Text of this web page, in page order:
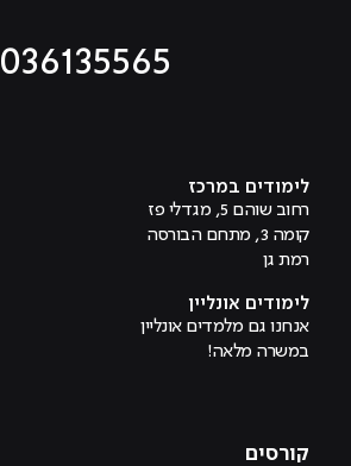
036135565
לימודים במרכז
רחוב שוהם 5, מגדלי פז
קומה 3, מתחם הבורסה
רמת גן
לימודים אונליין
אנחנו גם מלמדים אונליין
במשרה מלאה!
קורסים